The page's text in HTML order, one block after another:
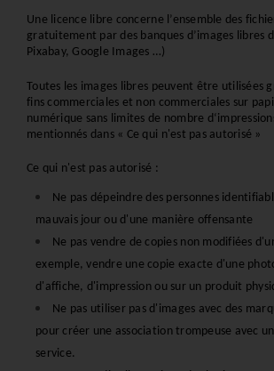
Une licence libre concerne l’ensemble des
gratuitement par des banques d’images libres
Pixabay, Google Images …)
Toutes les images libres peuvent être utilisées
fins commerciales et non commerciales sur
numérique sans limites de nombre
mentionnés dans « Ce qui n'est pas autorisé »
Ce qui n'est pas autorisé :
Ne pas dépeindre des personnes
mauvais jour ou d'une manière offensante
Ne pas vendre de copies non modifiées
exemple, vendre une copie exacte d'une
d'affiche, d'impression ou sur un produit
Ne pas utiliser pas d'images avec des
pour créer une association trompeuse avec
service.